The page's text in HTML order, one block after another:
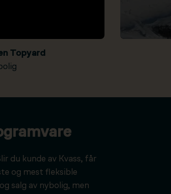
Topyard
du kunde av Kvass, får
og mest fleksible
salg av nybolig, men